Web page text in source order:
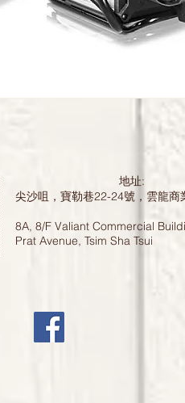
地址:
尖沙咀，寶勒巷22-24號，雲龍
8A, 8/F Valiant Commercial
Prat Avenue, Tsim Sha Tsui